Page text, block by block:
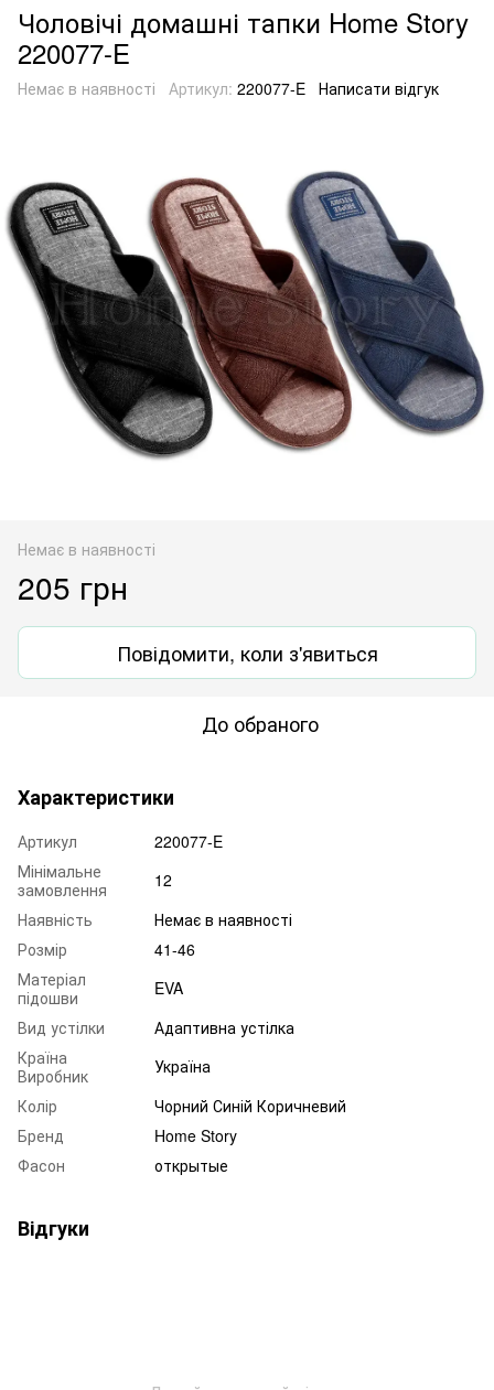
Чоловічі домашні тапки Home Story
220077-E
Немає в наявності Артикул: 220077-E Написати відгук
Немає в наявності
205 грн
Повідомити, коли з'явиться
До обраного
Характеристики
Артикул
220077-E
Мінімальне
замовлення
12
Наявність
Немає в наявності
Розмір
41-46
Матеріал
підошви
EVA
Вид устілки
Адаптивна устілка
Країна
Виробник
Україна
Колір
Чорний Синій Коричневий
Бренд
Home Story
Фасон
открытые
Відгуки